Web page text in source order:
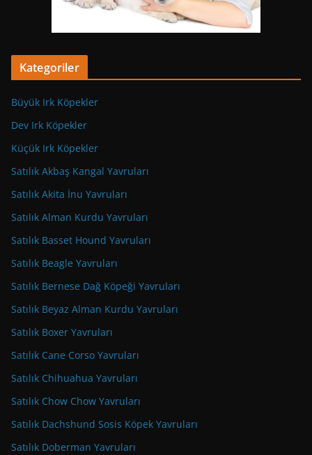
Kategoriler
Büyük Irk Köpekler
Dev Irk Köpekler
Küçük Irk Köpekler
Satılık Akbaş Kangal Yavruları
Satılık Akita İnu Yavruları
Satılık Alman Kurdu Yavruları
Satılık Basset Hound Yavruları
Satılık Beagle Yavruları
Satılık Bernese Dağ Köpeği Yavruları
Satılık Beyaz Alman Kurdu Yavruları
Satılık Boxer Yavruları
Satılık Cane Corso Yavruları
Satılık Chihuahua Yavruları
Satılık Chow Chow Yavruları
Satılık Dachshund Sosis Köpek Yavruları
Satılık Doberman Yavruları